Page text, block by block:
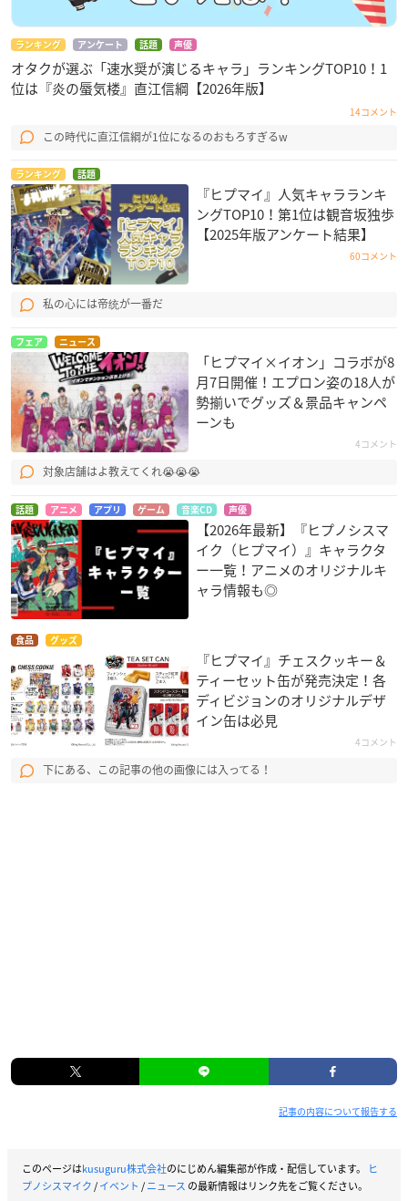
ランキング アンケート 話題 声優
オタクが選ぶ「速水奨が演じるキャラ」ランキングTOP10！1
位は『炎の蜃気楼』直江信綱【2026年版】
14コメント
この時代に直江信綱が1位になるのおもろすぎるw
ランキング 話題
『ヒプマイ』人気キャラランキ
ングTOP10！第1位は観音坂独歩
【2025年版アンケート結果】
60コメント
私の心には帝统が一番だ
フェア ニュース
「ヒプマイ×イオン」コラボが8
月7日開催！エプロン姿の18人が
勢揃いでグッズ＆景品キャンペ
ーンも
4コメント
対象店舗はよ教えてくれ😭😭😭
話題 アニメ アプリ ゲーム 音楽CD 声優
【2026年最新】『ヒプノシスマ
イク（ヒプマイ）』キャラクタ
ー一覧！アニメのオリジナルキ
ャラ情報も◎
食品 グッズ
『ヒプマイ』チェスクッキー＆
ティーセット缶が発売決定！各
ディビジョンのオリジナルデザ
イン缶は必見
4コメント
下にある、この記事の他の画像には入ってる！
記事の内容について報告する
このページはkusuguru株式会社のにじめん編集部が作成・配信しています。
ヒ
プノシスマイク/イベント /ニュース の最新情報はリンク先をご覧ください。